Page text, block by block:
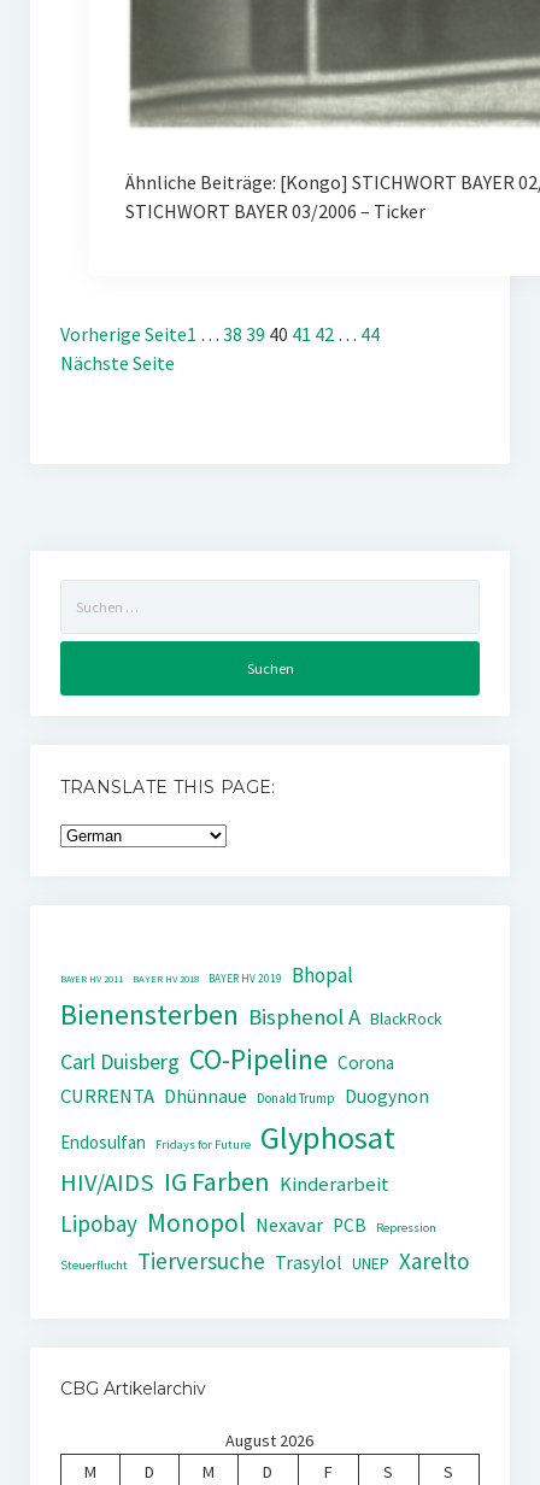
Ähnliche Beiträge: [Kongo] STICHWORT BAYER
STICHWORT BAYER 03/2006 – Ticker
Vorherige Seite1 … 38 39 40 41 42 … 44
Nächste Seite
nach:
TRANSLATE THIS PAGE:
BAYER HV 2011 BAYER HV 2018 BAYER HV 2019 Bhopal
Bienensterben Bisphenol A BlackRock
Carl Duisberg CO-Pipeline Corona
CURRENTA Dhünnaue Donald Trump
Duogynon
Endosulfan
Fridays for Future Glyphosat
HIV/AIDS IG Farben Kinderarbeit
Lipobay Monopol Nexavar PCB Repression
Steuerflucht Tierversuche Trasylol UNEP Xarelto
CBG Artikelarchiv
August 2026
M
D M D F S S